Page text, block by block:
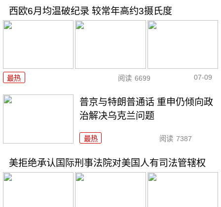
西欧6月均温破纪录 较常年高约3摄氏度
最热 阅读 6699 07-09
普京与特朗普通话 重申仍倾向政
治解决乌克兰问题
最热 阅读 7387
美拒绝承认国际刑事法院对美国人有司法管辖权